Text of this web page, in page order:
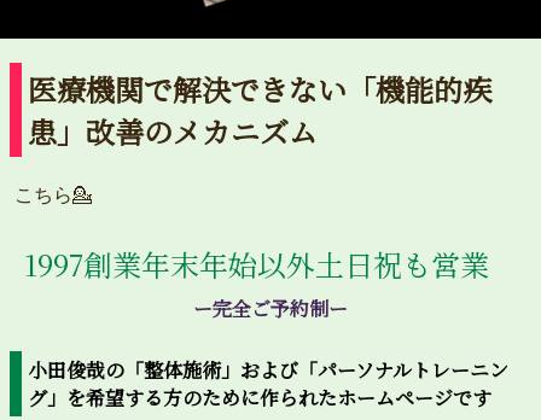
医療機関で解決できない「機能的疾
患」改善のメカニズム
こちら💁
1997創業年末年始以外土日祝も営業
ー完全ご予約制ー
小田俊哉の「整体施術」および「パーソナルトレーニン
グ」を希望する方のために作られたホームページです